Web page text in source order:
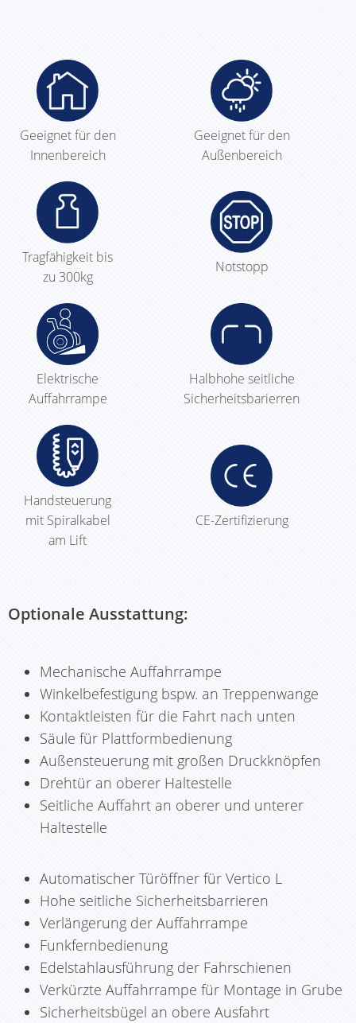
Geeignet für den
Innenbereich
Geeignet für den
Außenbereich
Tragfähigkeit bis
zu 300kg
Notstopp
Elektrische
Auffahrrampe
Halbhohe seitliche
Sicherheitsbarierren
Handsteuerung
mit Spiralkabel
am Lift
CE-Zertifizierung
Optionale Ausstattung:
Mechanische Auffahrrampe
Winkelbefestigung bspw. an Treppenwange
Kontaktleisten für die Fahrt nach unten
Säule für Plattformbedienung
Außensteuerung mit großen Druckknöpfen
Drehtür an oberer Haltestelle
Seitliche Auffahrt an oberer und unterer
Haltestelle
Automatischer Türöffner für Vertico L
Hohe seitliche Sicherheitsbarrieren
Verlängerung der Auffahrrampe
Funkfernbedienung
Edelstahlausführung der Fahrschienen
Verkürzte Auffahrrampe für Montage in Grube
Sicherheitsbügel an obere Ausfahrt